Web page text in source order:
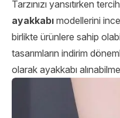
Tarzınızı yansıtırken
ayakkabı modellerini
birlikte ürünlere sahip
tasarımların indirim
olarak ayakkabı